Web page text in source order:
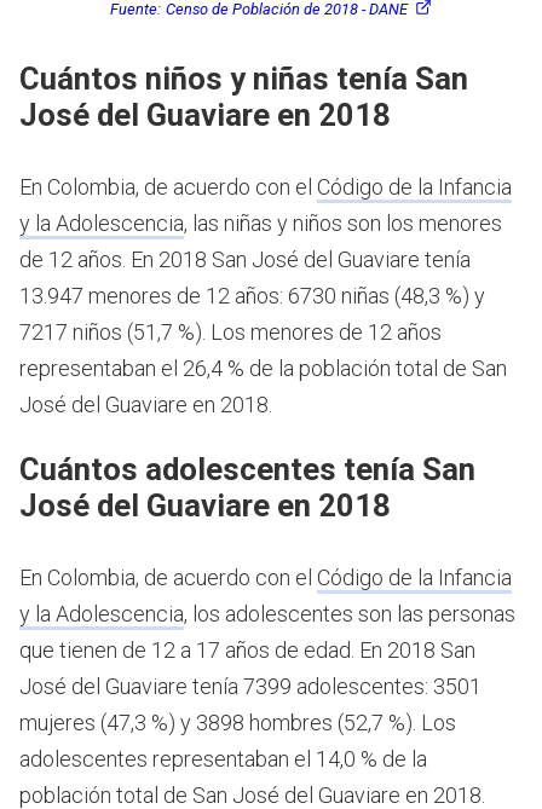
Fuente: Censo de Población de 2018 - DANE
Cuántos niños y niñas tenía San
José del Guaviare en 2018
En Colombia, de acuerdo con el Código de la Infancia
y la Adolescencia, las niñas y niños son los menores
de 12 años. En 2018 San José del Guaviare tenía
13.947 menores de 12 años: 6730 niñas (48,3 %) y
7217 niños (51,7 %). Los menores de 12 años
representaban el 26,4 % de la población total de San
José del Guaviare en 2018.
Cuántos adolescentes tenía San
José del Guaviare en 2018
En Colombia, de acuerdo con el Código de la Infancia
y la Adolescencia, los adolescentes son las personas
que tienen de 12 a 17 años de edad. En 2018 San
José del Guaviare tenía 7399 adolescentes: 3501
mujeres (47,3 %) y 3898 hombres (52,7 %). Los
adolescentes representaban el 14,0 % de la
población total de San José del Guaviare en 2018.